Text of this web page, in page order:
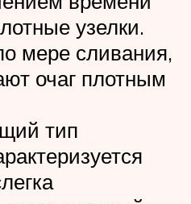
узелки.
мере сливания,
очаг плотным
тип